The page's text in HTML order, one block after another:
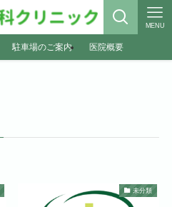
MENU
駐車場のご案内 医院概要
未分類